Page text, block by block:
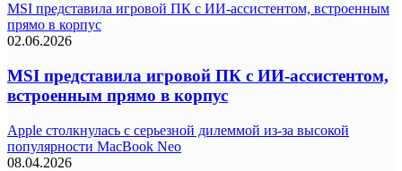
MSI представила игровой ПК с ИИ-ассистентом, встроенным
прямо в корпус
02.06.2026
MSI представила игровой ПК с ИИ-ассистентом,
встроенным прямо в корпус
Apple столкнулась с серьезной дилеммой из-за высокой
популярности MacBook Neo
08.04.2026